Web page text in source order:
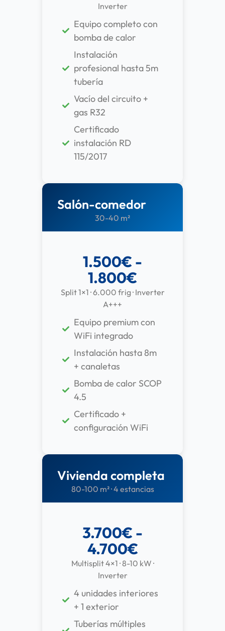
Inverter
Equipo completo con
bomba de calor
Instalación
profesional hasta 5m
tubería
Vacío del circuito +
gas R32
Certificado
instalación RD
115/2017
Salón-comedor
30-40 m²
1.500€ -
1.800€
Split 1×1 · 6.000 frig · Inverter
A+++
Equipo premium con
WiFi integrado
Instalación hasta 8m
+ canaletas
Bomba de calor SCOP
4.5
Certificado +
configuración WiFi
Vivienda completa
80-100 m² · 4 estancias
3.700€ -
4.700€
Multisplit 4×1 · 8-10 kW ·
Inverter
4 unidades interiores
+ 1 exterior
Tuberías múltiples